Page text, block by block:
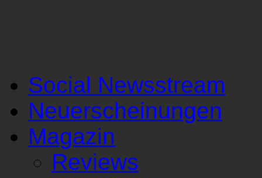
Social Newsstream
Neuerscheinungen
Magazin
Reviews